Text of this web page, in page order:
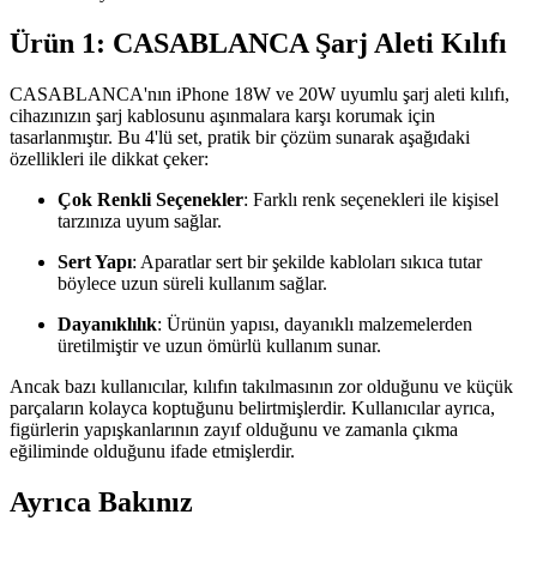
Ürün 1: CASABLANCA Şarj Aleti Kılıfı
CASABLANCA'nın iPhone 18W ve 20W uyumlu şarj aleti kılıfı,
cihazınızın şarj kablosunu aşınmalara karşı korumak için
tasarlanmıştır. Bu 4'lü set, pratik bir çözüm sunarak aşağıdaki
özellikleri ile dikkat çeker:
Çok Renkli Seçenekler: Farklı renk seçenekleri ile kişisel
tarzınıza uyum sağlar.
Sert Yapı: Aparatlar sert bir şekilde kabloları sıkıca tutar
böylece uzun süreli kullanım sağlar.
Dayanıklılık: Ürünün yapısı, dayanıklı malzemelerden
üretilmiştir ve uzun ömürlü kullanım sunar.
Ancak bazı kullanıcılar, kılıfın takılmasının zor olduğunu ve küçük
parçaların kolayca koptuğunu belirtmişlerdir. Kullanıcılar ayrıca,
figürlerin yapışkanlarının zayıf olduğunu ve zamanla çıkma
eğiliminde olduğunu ifade etmişlerdir.
Ayrıca Bakınız